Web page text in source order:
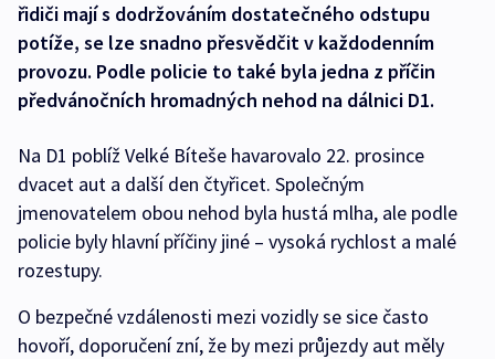
řidiči mají s dodržováním dostatečného odstupu
potíže, se lze snadno přesvědčit v každodenním
provozu. Podle policie to také byla jedna z příčin
předvánočních hromadných nehod na dálnici D1.
Na D1 poblíž Velké Bíteše havarovalo 22. prosince
dvacet aut a další den čtyřicet. Společným
jmenovatelem obou nehod byla hustá mlha, ale podle
policie byly hlavní příčiny jiné – vysoká rychlost a malé
rozestupy.
O bezpečné vzdálenosti mezi vozidly se sice často
hovoří, doporučení zní, že by mezi průjezdy aut měly